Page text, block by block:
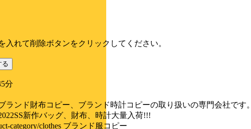
れて削除ボタンをクリックしてください。
る
分
ランド財布コピー、ブランド時計コピーの取り扱いの専門会社です。
新作バッグ、財布、時計大量入荷!!!
category/clothes ブランド服コピー